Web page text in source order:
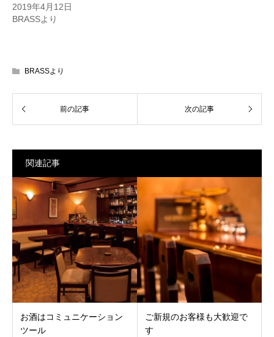
開
き
ま
し
す)
2019年4月12日
BRASSより
BRASSより
関連記事
お酒はコミュニケーション
ツール
ご新規のお客様も大歓迎で
す